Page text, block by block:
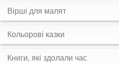
Вірші для малят
Кольорові казки
Книги, які здолали час